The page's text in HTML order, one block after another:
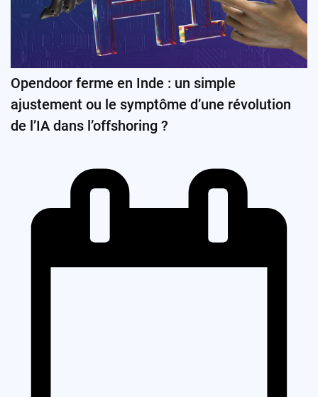
Opendoor ferme en Inde : un simple
ajustement ou le symptôme d’une révolution
de l’IA dans l’offshoring ?